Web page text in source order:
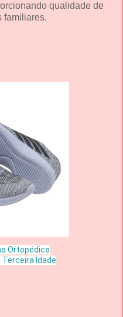
qualidade de
familiares.
Ortopédica
Terceira Idade